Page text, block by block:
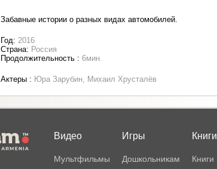
Забавные истории о разных видах автомобилей.
Год: 2016
Страна: Россия
Продолжительность : 6мин.
Актеры : Юра Зарубин, Михаил Хрусталёв
Видео
Мультфильмы
Игры
Дошкольникам
Книги
Книги